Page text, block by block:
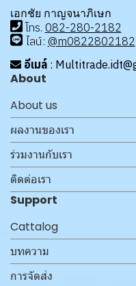
เอกชัย กาญจนาภิเษก
โทร. 082-280-2182
ไลน์: @m0822802182
อีเมล์ :
About
About us
ผลงานของเรา
ร่วมงานกับเรา
ติดต่อเรา
Support
Cattalog
บทความ
การจัดส่ง